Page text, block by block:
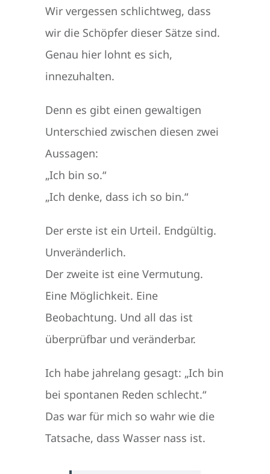
Wir vergessen schlichtweg, dass
wir die Schöpfer dieser Sätze sind.
Genau hier lohnt es sich,
innezuhalten.
Denn es gibt einen gewaltigen
Unterschied zwischen diesen zwei
Aussagen:
„Ich bin so.“
„Ich denke, dass ich so bin.“
Der erste ist ein Urteil. Endgültig.
Unveränderlich.
Der zweite ist eine Vermutung.
Eine Möglichkeit. Eine
Beobachtung. Und all das ist
überprüfbar und veränderbar.
Ich habe jahrelang gesagt: „Ich bin
bei spontanen Reden schlecht.“
Das war für mich so wahr wie die
Tatsache, dass Wasser nass ist.